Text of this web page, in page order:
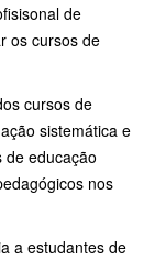
de
os cursos de
cursos de
sistemática e
de educação
nos
a estudantes de